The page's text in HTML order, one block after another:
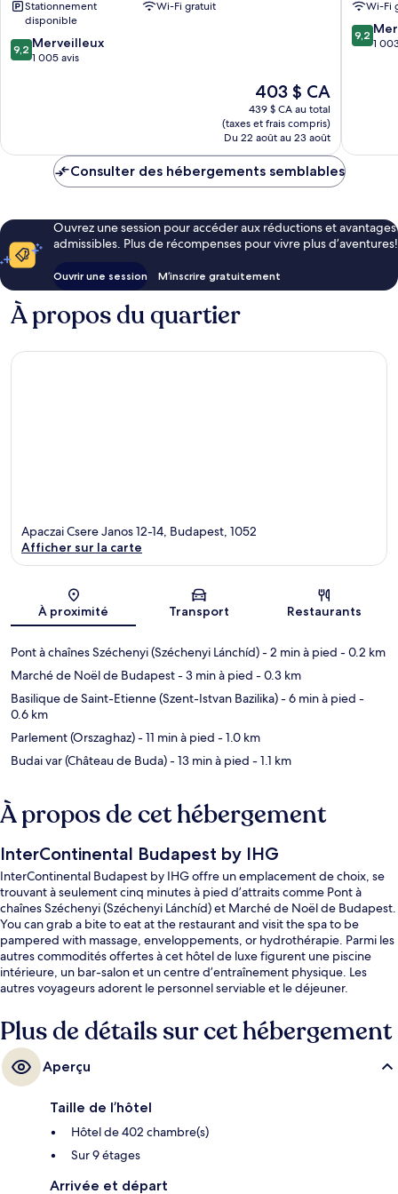
de
Budapest
Stationnement
disponible
Wi-Fi gratuit
9.2
sur
9,2 Merveilleux
1 005 avis
Le
prix
est
de
403 $ CA
403 $ CA
439 $ CA au total
(taxes et frais compris)
Du 22 août au 23 août
Wi-Fi
9.2
sur
9,2
1
Consulter des hébergements semblables
Ouvrez une session pour accéder aux réductions et avantages
admissibles. Plus de récompenses pour vivre plus d’aventures!
Ouvrir une session M’inscrire gratuitement
À propos du quartier
Carte
Apaczai Csere Janos 12-14, Budapest, 1052
Afficher sur la carte
À proximité Transport Restaurants
Pont à chaînes Széchenyi (Széchenyi Lánchíd)- 2 min à pied - 0.2 km
Marché de Noël de Budapest- 3 min à pied - 0.3 km
Basilique de Saint-Etienne (Szent-Istvan Bazilika)- 6 min à pied -
0.6 km
Parlement (Orszaghaz)- 11 min à pied - 1.0 km
Budai var (Château de Buda)- 13 min à pied - 1.1 km
À propos de cet hébergement
InterContinental Budapest by IHG
InterContinental Budapest by IHG offre un emplacement de choix, se
trouvant à seulement cinq minutes à pied d’attraits comme Pont à
chaînes Széchenyi (Széchenyi Lánchíd) et Marché de Noël de Budapest.
You can grab a bite to eat at the restaurant and visit the spa to be
pampered with massage, enveloppements, or hydrothérapie. Parmi les
autres commodités offertes à cet hôtel de luxe figurent une piscine
intérieure, un bar-salon et un centre d’entraînement physique. Les
autres voyageurs adorent le personnel serviable et le déjeuner.
commun : Eötvös tér Tram Stop est à quelques pas et Vigadó tér Tram
Stop se trouve à 4 minutes.
Plus de détails sur cet hébergement
Aperçu
Taille de l’hôtel
Hôtel de 402 chambre(s)
Sur 9 étages
Arrivée et départ